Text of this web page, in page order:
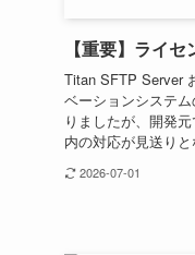
【重要】ライ
Titan SFTP Server
ベーションシステ
りましたが、開発
内の対応が見送り
2026-07-01